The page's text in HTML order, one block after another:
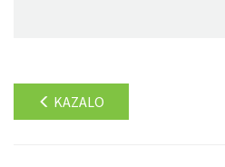
KAZALO